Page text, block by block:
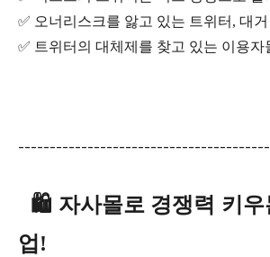
✅ 오너리스크를 앓고 있는 트위터, 대
✅ 트위터의 대체제를 찾고 있는 이용자
🛍️ 자사몰로 경쟁력 키우
업!